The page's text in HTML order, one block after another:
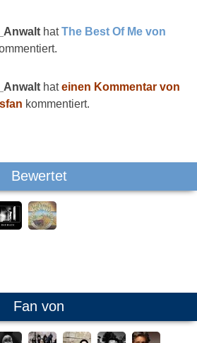
hatThe Best Of Me von
hateinen Kommentar von
kommentiert.
Bewertet
Fan von